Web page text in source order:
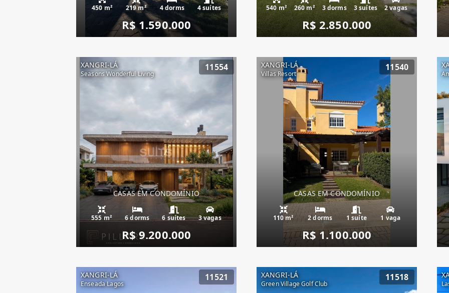
450 m² 219 m² 4 dorms 4 suítes
R$ 1.590.000
540 m² 260 m² 3 dorms 3 suítes 2 vagas
R$ 2.850.000
XANGRI-LÁ
Seasons Wonderful Living
11554
CASAS EM CONDOMÍNIO
555 m² 6 dorms 6 suítes 3 vagas
R$ 9.200.000
XANGRI-LÁ
Villas Resort
11540
CASAS EM CONDOMÍNIO
110 m² 2 dorms 1 suíte 1 vaga
R$ 1.100.000
XANGRI-LÁ
Enseada Lagos
11521 XANGRI-LÁ
Green Village Golf Club
11518